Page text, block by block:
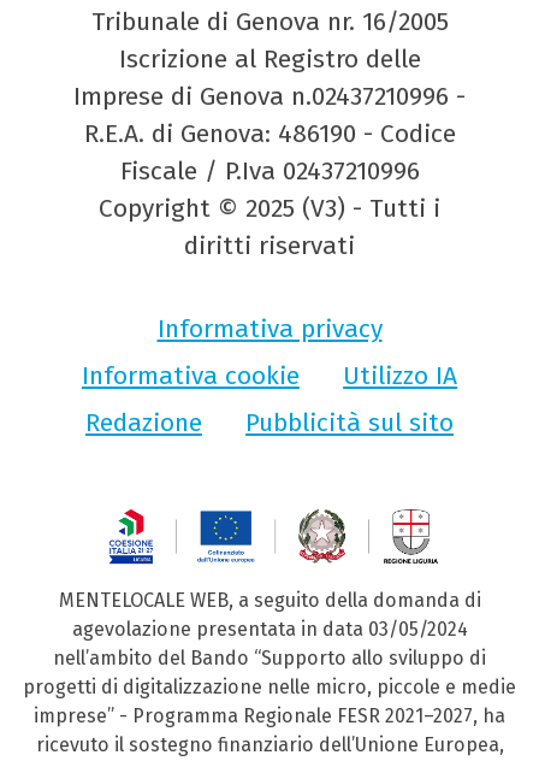
Tribunale di Genova nr. 16/2005
Iscrizione al Registro delle
Imprese di Genova n.02437210996 -
R.E.A. di Genova: 486190 - Codice
Fiscale / P.Iva 02437210996
Copyright © 2025 (V3) - Tutti i
diritti riservati
Informativa privacy
Informativa cookie
Utilizzo IA
Redazione
Pubblicità sul sito
MENTELOCALE WEB, a seguito della domanda di
agevolazione presentata in data 03/05/2024
nell’ambito del Bando “Supporto allo sviluppo di
progetti di digitalizzazione nelle micro, piccole e medie
imprese” - Programma Regionale FESR 2021–2027, ha
ricevuto il sostegno finanziario dell’Unione Europea,